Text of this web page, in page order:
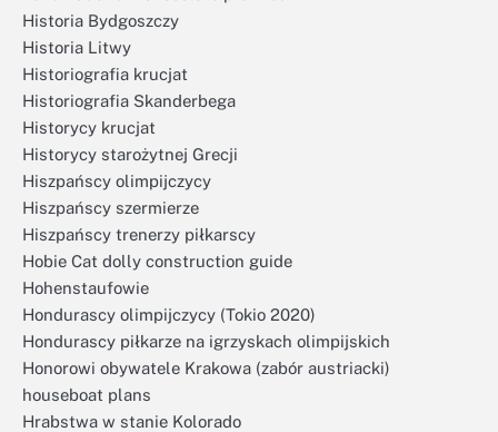
Historia Bydgoszczy
Historia Litwy
Historiografia krucjat
Historiografia Skanderbega
Historycy krucjat
Historycy starożytnej Grecji
Hiszpańscy olimpijczycy
Hiszpańscy szermierze
Hiszpańscy trenerzy piłkarscy
Hobie Cat dolly construction guide
Hohenstaufowie
Hondurascy olimpijczycy (Tokio 2020)
Hondurascy piłkarze na igrzyskach olimpijskich
Honorowi obywatele Krakowa (zabór austriacki)
houseboat plans
Hrabstwa w stanie Kolorado